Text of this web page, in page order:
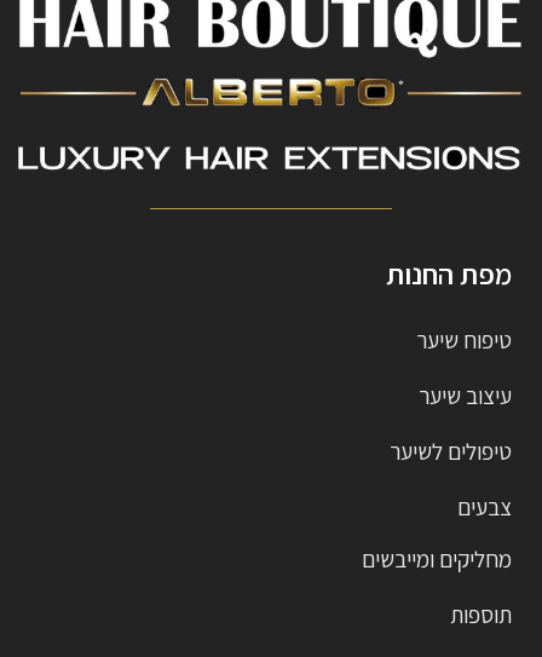
מפת החנות
טיפוח שיער
עיצוב שיער
טיפולים לשיער
צבעים
מחליקים ומייבשים
תוספות